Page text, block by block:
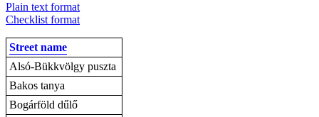
Plain text format
Checklist format
Street name
Alsó-Bükkvölgy puszta
Bakos tanya
Bogárföld dűlő